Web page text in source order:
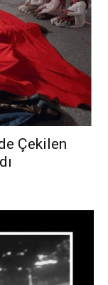
Çekilen